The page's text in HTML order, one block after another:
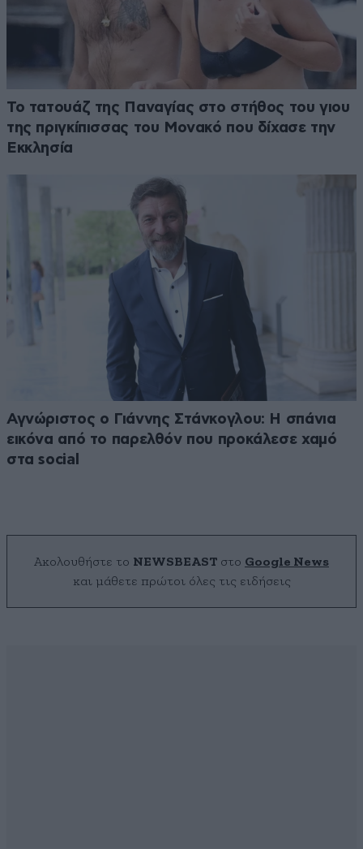
Το τατουάζ της Παναγίας στο στήθος του γιου
της πριγκίπισσας του Μονακό που δίχασε την
Εκκλησία
Αγνώριστος ο Γιάννης Στάνκογλου: Η σπάνια
εικόνα από το παρελθόν που προκάλεσε χαμό
στα social
Ακολουθήστε το NEWSBEAST στο Google News
και μάθετε πρώτοι όλες τις ειδήσεις